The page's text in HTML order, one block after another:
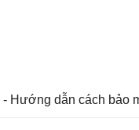
- Hướng dẫn cách bảo